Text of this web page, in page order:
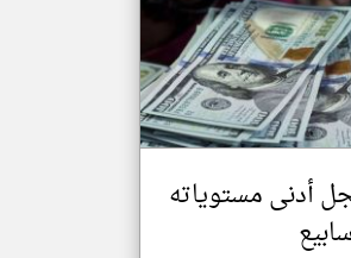
تغيير الدولة
مصادر الأخبار من الإمارات
اخبار الإمارات على مدار الساعة
أهم اخبار الإمارات العاجلة والمباشرة
أدنى مستوياته
klyoum.com